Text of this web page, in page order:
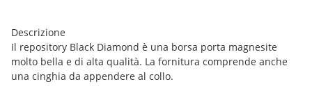
Descrizione
Il repository Black Diamond è una borsa porta magnesite
molto bella e di alta qualità. La fornitura comprende anche
una cinghia da appendere al collo.